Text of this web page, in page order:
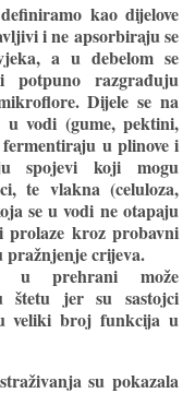
kao dijelove
i ne apsorbiraju se
a u debelom se
potpuno razgrađuju
Dijele se na
vodi (gume, pektini,
u plinove i
spojevi koji mogu
te vlakna (celuloza,
se u vodi ne otapaju
prolaze kroz probavni
pražnjenje crijeva.
u prehrani može
štetu jer su sastojci
veliki broj funkcija u
su pokazala